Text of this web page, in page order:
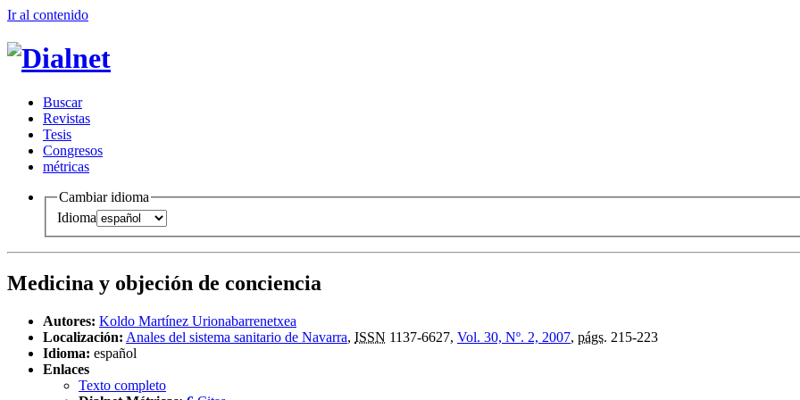
Ir al contenido
Buscar
Revistas
Tesis
Congresos
métricas
Cambiar idioma
Idioma
Medicina y objeción de conciencia
Autores: Koldo Martínez Urionabarrenetxea
Localización: Anales del sistema sanitario de Navarra, ISSN 1137-6627, Vol. 30, Nº. 2, 2007, págs. 215-223
Idioma: español
Enlaces
Texto completo